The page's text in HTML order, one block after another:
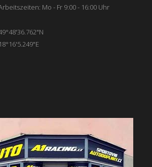
Mo - Fr 9:00 - 16:00 Uhr
18°16'5.249"E